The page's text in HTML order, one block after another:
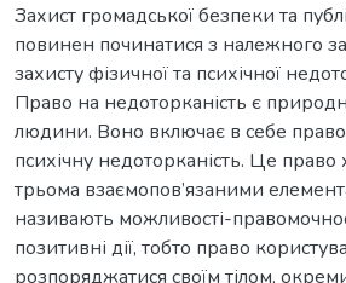
Захист громадської безпеки та
повинен починатися з належного
захисту фізичної та психічної
Право на недоторканість є
людини. Воно включає в себе право
психічну недоторканість. Це право
трьома взаємопов’язаними
називають можливості-
позитивні дії, тобто право
розпоряджатися своїм тілом,